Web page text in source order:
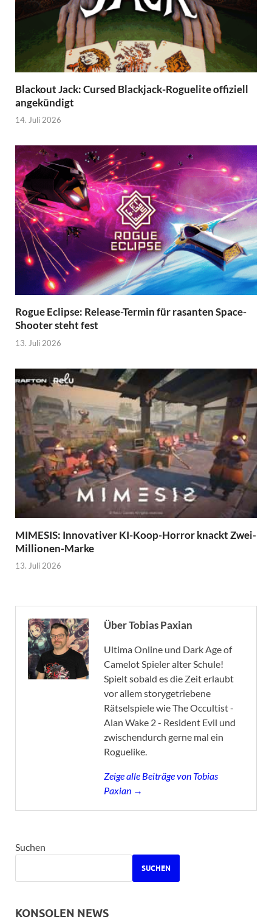
Blackout Jack: Cursed Blackjack-Roguelite offiziell
angekündigt
14. Juli 2026
Rogue Eclipse: Release-Termin für rasanten Space-
Shooter steht fest
13. Juli 2026
MIMESIS: Innovativer KI-Koop-Horror knackt Zwei-
Millionen-Marke
13. Juli 2026
Über Tobias Paxian
Ultima Online und Dark Age of
Camelot Spieler alter Schule!
Spielt sobald es die Zeit erlaubt
vor allem storygetriebene
Rätselspiele wie The Occultist -
Alan Wake 2 - Resident Evil und
zwischendurch gerne mal ein
Roguelike.
Zeige alle Beiträge von Tobias
Paxian →
Suchen
SUCHEN
KONSOLEN NEWS